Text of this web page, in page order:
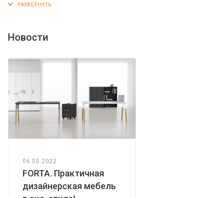
фрезерованными краями. Двустворчатый шкаф оснащен 5
ЛДСП под цвет конструкции, три верхние – открытые. На
Регулируемые по высоте опоры обеспечат шкафу
устойчивость на неровном полу.
Новости
06.05.2022
FORTA. Практичная
дизайнерская мебель